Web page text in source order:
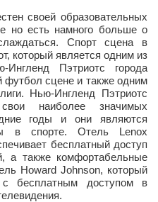
своей образовательных
но есть намного больше о
Спорт сцена в
который является одним из
Пэтриотс города
футбол сцене и также одним
Нью-Ингленд Пэтриотс
наиболее значимых
годы и они являются
в спорте. Отель Lenox
бесплатный доступ
а также комфортабельные
Howard Johnson, который
с бесплатным доступом в